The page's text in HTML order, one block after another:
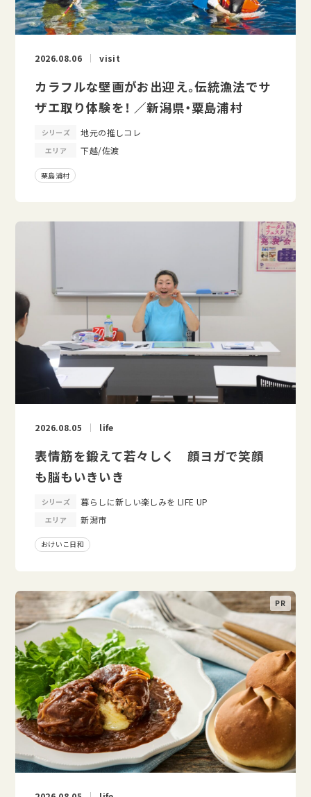
2026.08.06 visit
カラフルな壁画がお出迎え。伝統漁法でサ
ザエ取り体験を！ ／新潟県・粟島浦村
シリーズ 地元の推しコレ
エリア 下越/佐渡
粟島浦村
2026.08.05 life
表情筋を鍛えて若々しく 顔ヨガで笑顔
も脳もいきいき
シリーズ 暮らしに新しい楽しみを LIFE UP
エリア 新潟市
おけいこ日和